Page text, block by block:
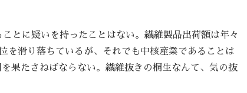
とに疑いを持ったことはない。繊維製品出荷額は年々
を滑り落ちているが、それでも中核産業であることは
果たさねばならない。繊維抜きの桐生なんて、気の抜